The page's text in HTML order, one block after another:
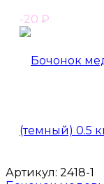
-20 ₽
Артикул: 2418-1